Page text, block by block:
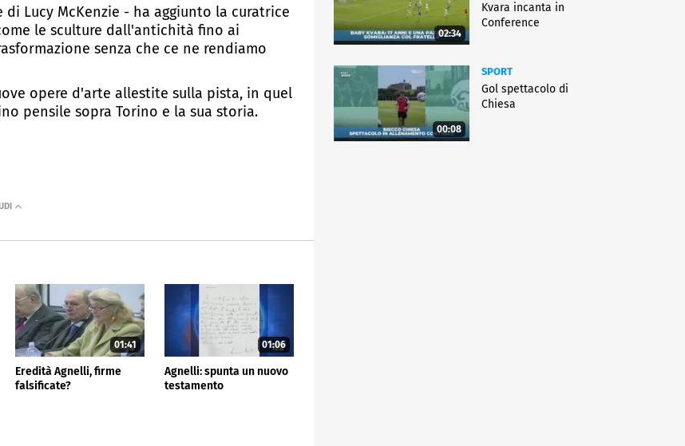
Lucy McKenzie - ha aggiunto la curatrice
le sculture dall'antichità fino ai
senza che ce ne rendiamo
opere d'arte allestite sulla pista, in quel
pensile sopra Torino e la sua storia.
01:41
Eredità Agnelli, firme
falsificate?
01:06
Agnelli: spunta un nuovo
testamento
02:34
Kvara incanta in
Conference
00:08
SPORT
Gol spettacolo di
Chiesa